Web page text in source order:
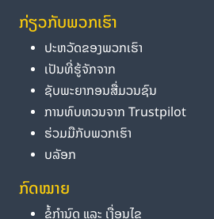
ກ່ຽວກັບພວກເຮົາ
ປະຫວັດຂອງພວກເຮົາ
ເປັນທີ່ຮູ້ຈັກຈາກ
ຊັບພະຍາກອນສື່ມວນຊົນ
ການທົບທວນຈາກ Trustpilot
ຮ່ວມມືກັບພວກເຮົາ
ບລັອກ
ກົດໝາຍ
ຂໍ້ກຳນົດ ແລະ ເງື່ອນໄຂ